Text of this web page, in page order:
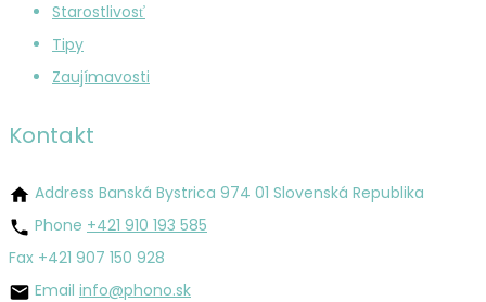
Starostlivosť
Tipy
Zaujímavosti
Kontakt
Address Banská Bystrica 974 01 Slovenská Republika
Phone +421 910 193 585
Fax +421 907 150 928
Email info@phono.sk